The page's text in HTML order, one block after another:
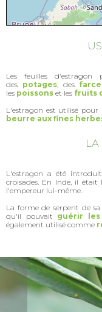
Les feuilles d'estragon
des potages, des
les poissons et les fruits
L'estragon est utilisé pour
beurre aux fines
LA
L'estragon a été
croisades. En Inde, il
l'empereur lui-même.
La forme de serpent de
qu'il pouvait guérir les
également utilisé comme